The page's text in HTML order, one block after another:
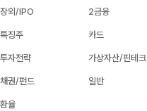
장외/IPO
특징주
투자전략
채권/펀드
환율
2금융
카드
가상자산/핀테크
일반